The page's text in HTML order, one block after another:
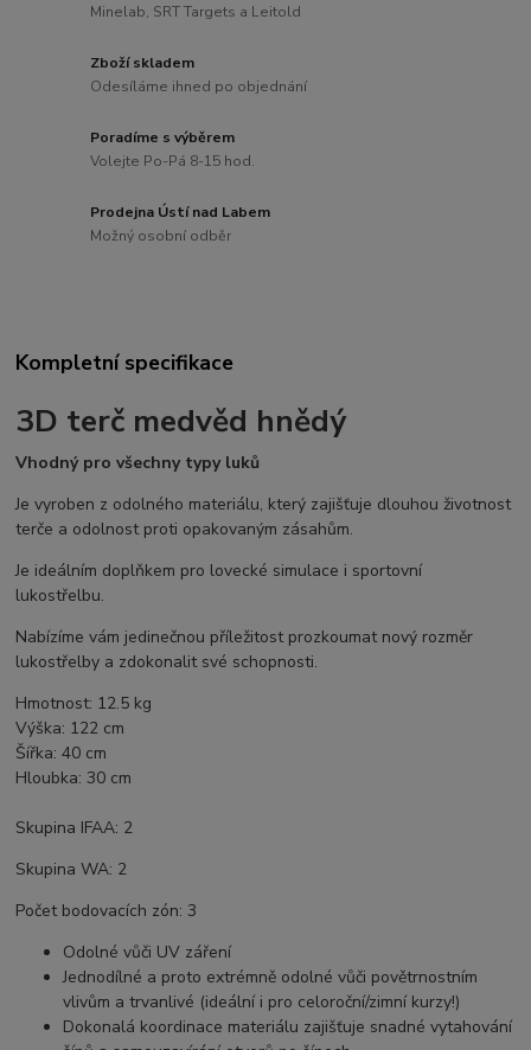
Minelab, SRT Targets a Leitold
Zboží skladem
Odesíláme ihned po objednání
Poradíme s výběrem
Volejte Po-Pá 8-15 hod.
Prodejna Ústí nad Labem
Možný osobní odběr
Kompletní specifikace
3D terč medvěd hnědý
Vhodný pro všechny typy luků
Je vyroben z odolného materiálu, který zajišťuje dlouhou životnost
terče a odolnost proti opakovaným zásahům.
Je ideálním doplňkem pro lovecké simulace i sportovní
lukostřelbu.
Nabízíme vám jedinečnou příležitost prozkoumat nový rozměr
lukostřelby a zdokonalit své schopnosti.
Hmotnost: 12.5 kg
Výška: 122 cm
Šířka: 40 cm
Hloubka: 30 cm
Skupina IFAA: 2
Skupina WA: 2
Počet bodovacích zón: 3
Odolné vůči UV záření
Jednodílné a proto extrémně odolné vůči povětrnostním
vlivům a trvanlivé (ideální i pro celoroční/zimní kurzy!)
Dokonalá koordinace materiálu zajišťuje snadné vytahování